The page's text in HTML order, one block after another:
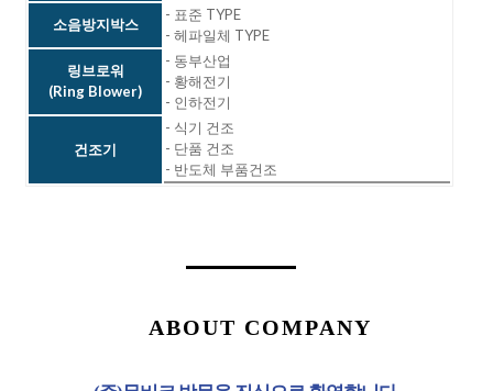
소음방지박스
- 표준 TYPE
- 헤파일체 TYPE
링브로워
(Ring Blower)
- 동부산업
- 황해전기
- 인하전기
건조기
- 식기 건조
- 단품 건조
- 반도체 부품건조
ABOUT COMPANY